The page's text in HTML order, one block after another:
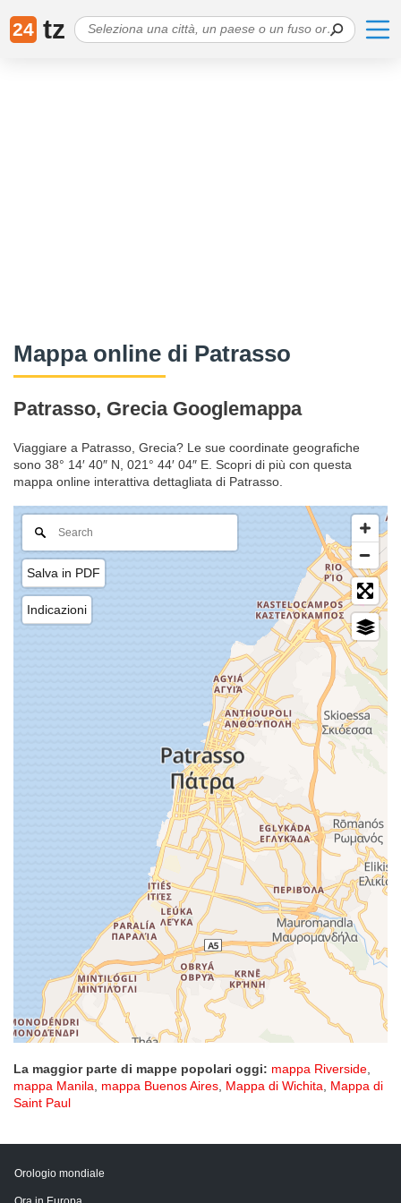
24 tz
Mappa online di Patrasso
Patrasso, Grecia Googlemappa
Viaggiare a Patrasso, Grecia? Le sue coordinate geografiche
sono 38° 14′ 40″ N, 021° 44′ 04″ E. Scopri di più con questa
mappa online interattiva dettagliata di Patrasso.
Salva in PDF
Indicazioni
La maggior parte di mappe popolari oggi: mappa Riverside,
mappa Manila, mappa Buenos Aires, Mappa di Wichita, Mappa di
Saint Paul
Orologio mondiale